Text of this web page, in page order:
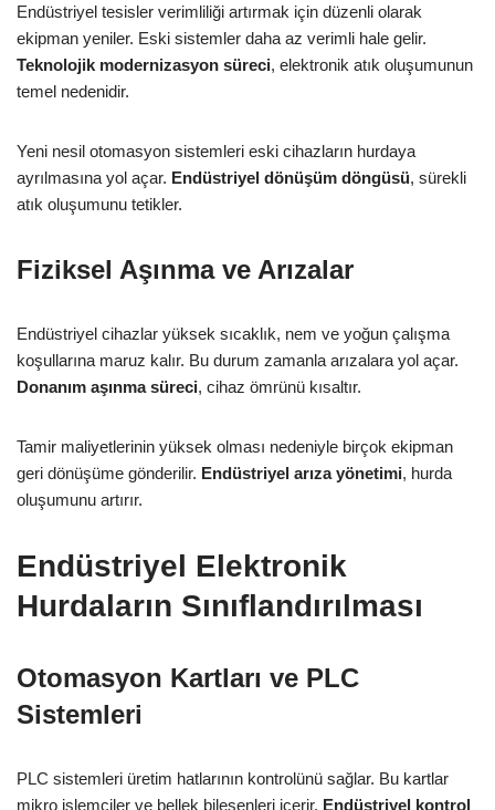
Endüstriyel tesisler verimliliği artırmak için düzenli olarak
ekipman yeniler. Eski sistemler daha az verimli hale gelir.
Teknolojik modernizasyon süreci, elektronik atık oluşumunun
temel nedenidir.
Yeni nesil otomasyon sistemleri eski cihazların hurdaya
ayrılmasına yol açar. Endüstriyel dönüşüm döngüsü, sürekli
atık oluşumunu tetikler.
Fiziksel Aşınma ve Arızalar
Endüstriyel cihazlar yüksek sıcaklık, nem ve yoğun çalışma
koşullarına maruz kalır. Bu durum zamanla arızalara yol açar.
Donanım aşınma süreci, cihaz ömrünü kısaltır.
Tamir maliyetlerinin yüksek olması nedeniyle birçok ekipman
geri dönüşüme gönderilir. Endüstriyel arıza yönetimi, hurda
oluşumunu artırır.
Endüstriyel Elektronik
Hurdaların Sınıflandırılması
Otomasyon Kartları ve PLC
Sistemleri
PLC sistemleri üretim hatlarının kontrolünü sağlar. Bu kartlar
mikro işlemciler ve bellek bileşenleri içerir. Endüstriyel kontrol